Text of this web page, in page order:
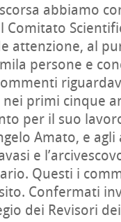
abbiamo
attenzione, al
persone e
primi cinque
per il suo
Amato, e
e
Questi i
Confermati
dei Revisori